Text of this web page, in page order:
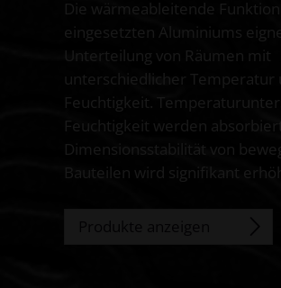
Die wärmeableitende
eingesetzten Aluminiums
Unterteilung von Räumen mit
unterschiedlicher Temperatur
Feuchtigkeit.
Feuchtigkeit werden
Dimensionsstabilität von
Bauteilen wird signifikant